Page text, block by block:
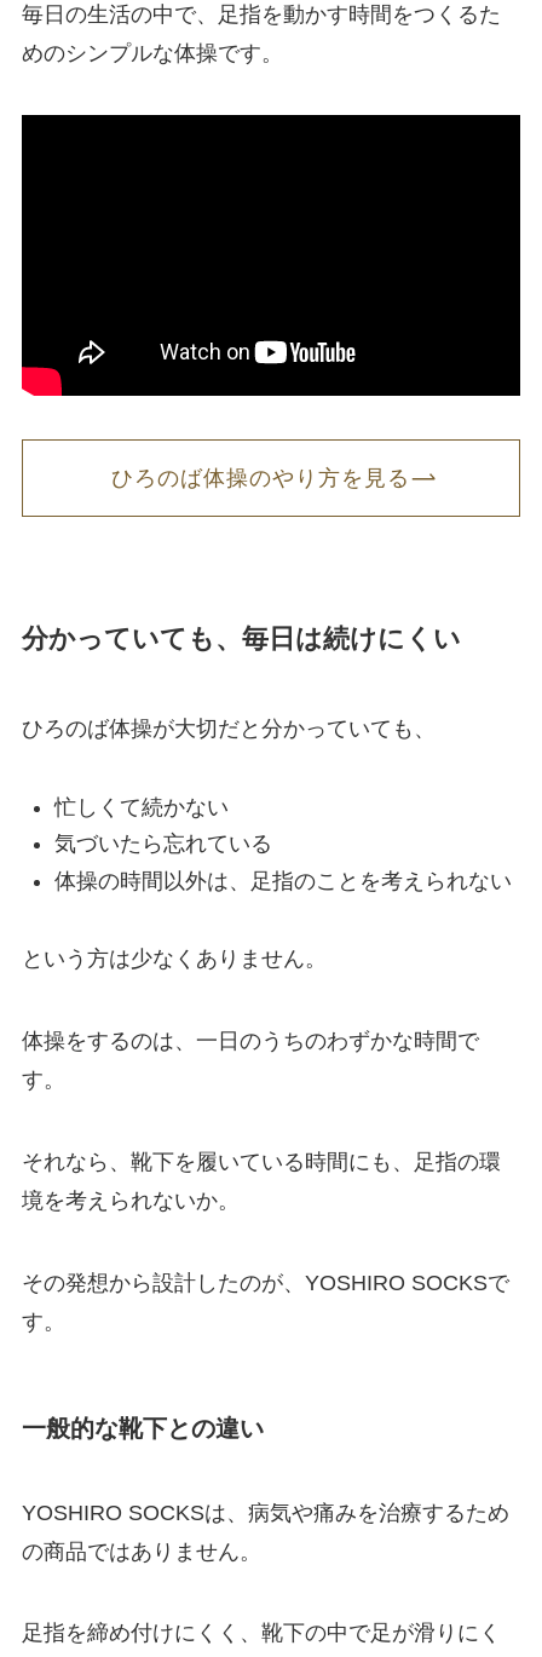
毎日の生活の中で、足指を動かす時間をつくるた
めのシンプルな体操です。
ひろのば体操のやり方を見る
分かっていても、毎日は続けにくい
ひろのば体操が大切だと分かっていても、
忙しくて続かない
気づいたら忘れている
体操の時間以外は、足指のことを考えられない
という方は少なくありません。
体操をするのは、一日のうちのわずかな時間で
す。
それなら、靴下を履いている時間にも、足指の環
境を考えられないか。
その発想から設計したのが、YOSHIRO SOCKSで
す。
一般的な靴下との違い
YOSHIRO SOCKSは、病気や痛みを治療するため
の商品ではありません。
足指を締め付けにくく、靴下の中で足が滑りにく